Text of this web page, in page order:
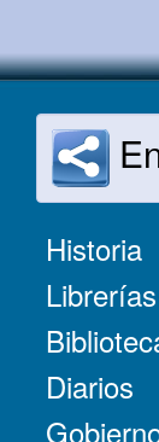
Historia
Librerías
Diarios